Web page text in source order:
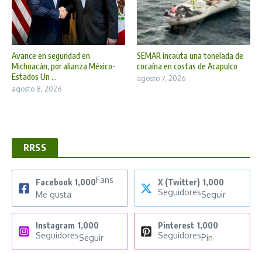
Avance en seguridad en
Michoacán, por alianza México-
Estados Un ...
agosto 8, 2026
SEMAR incauta una tonelada de
cocaína en costas de Acapulco
agosto 7, 2026
RRSS
Facebook 1,000Fans
Me gusta
X (Twitter) 1,000
SeguidoresSeguir
Instagram 1,000
SeguidoresSeguir
Pinterest 1,000
SeguidoresPin